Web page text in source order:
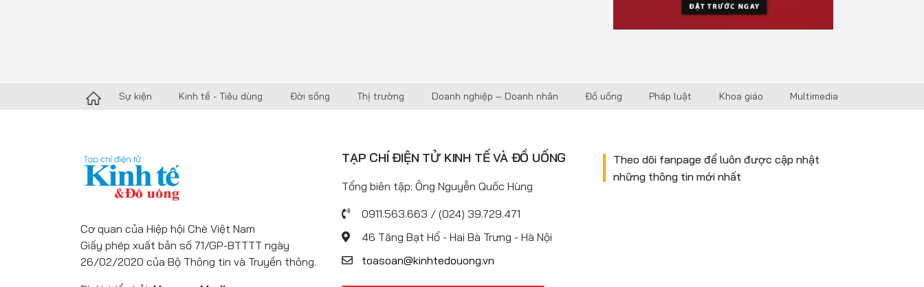
Sự kiện Kinh tế - Tiêu dùng Đời sống Thị trường Doanh nghiệp – Doanh nhân Đồ uống Pháp luật Khoa giáo Multimedia
Cơ quan của Hiệp hội Chè Việt Nam
Giấy phép xuất bản số 71/GP-BTTTT ngày
26/02/2020 của Bộ Thông tin và Truyền thông.
TẠP CHÍ ĐIỆN TỬ KINH TẾ VÀ ĐỒ UỐNG
Tổng biên tập: Ông Nguyễn Quốc Hùng
0911.563.663 / (024) 39.729.471
46 Tăng Bạt Hổ - Hai Bà Trưng - Hà Nội
toasoan@kinhtedouong.vn
Theo dõi fanpage để luôn được cập nhật
những thông tin mới nhất